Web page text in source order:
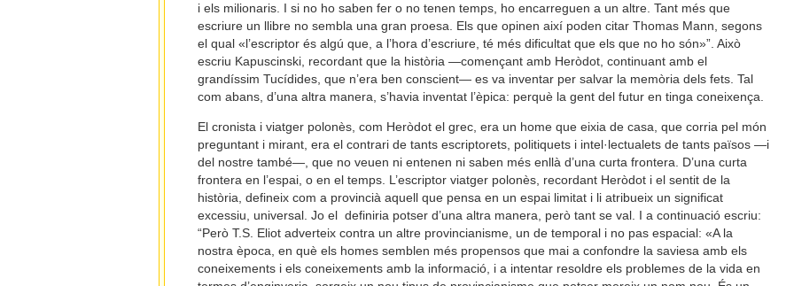
i els milionaris. I si no ho saben fer o no tenen temps, ho encarreguen a un altre. Tant més que
escriure un llibre no sembla una gran proesa. Els que opinen així poden citar Thomas Mann, segons
el qual «l’escriptor és algú que, a l’hora d’escriure, té més dificultat que els que no ho són»”. Això
escriu Kapuscinski, recordant que la història —començant amb Heròdot, continuant amb el
grandíssim Tucídides, que n’era ben conscient— es va inventar per salvar la memòria dels fets. Tal
com abans, d’una altra manera, s’havia inventat l’èpica: perquè la gent del futur en tinga coneixença.
El cronista i viatger polonès, com Heròdot el grec, era un home que eixia de casa, que corria pel món
preguntant i mirant, era el contrari de tants escriptorets, politiquets i intel·lectualets de tants països —i
del nostre també—, que no veuen ni entenen ni saben més enllà d’una curta frontera. D’una curta
frontera en l’espai, o en el temps. L’escriptor viatger polonès, recordant Heròdot i el sentit de la
història, defineix com a provincià aquell que pensa en un espai limitat i li atribueix un significat
excessiu, universal. Jo el definiria potser d’una altra manera, però tant se val. I a continuació escriu:
“Però T.S. Eliot adverteix contra un altre provincianisme, un de temporal i no pas espacial: «A la
nostra època, en què els homes semblen més propensos que mai a confondre la saviesa amb els
coneixements i els coneixements amb la informació, i a intentar resoldre els problemes de la vida en